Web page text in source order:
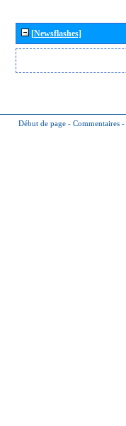
[Newsflashes]
Début de page - Commentaires -